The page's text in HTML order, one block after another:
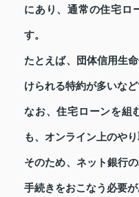
にあり、通常の住宅ロ
す。
たとえば、団体信用生
けられる特約が多いなど
なお、住宅ローンを組
も、オンライン上のや
そのため、ネット銀行
手続きをおこなう必要が